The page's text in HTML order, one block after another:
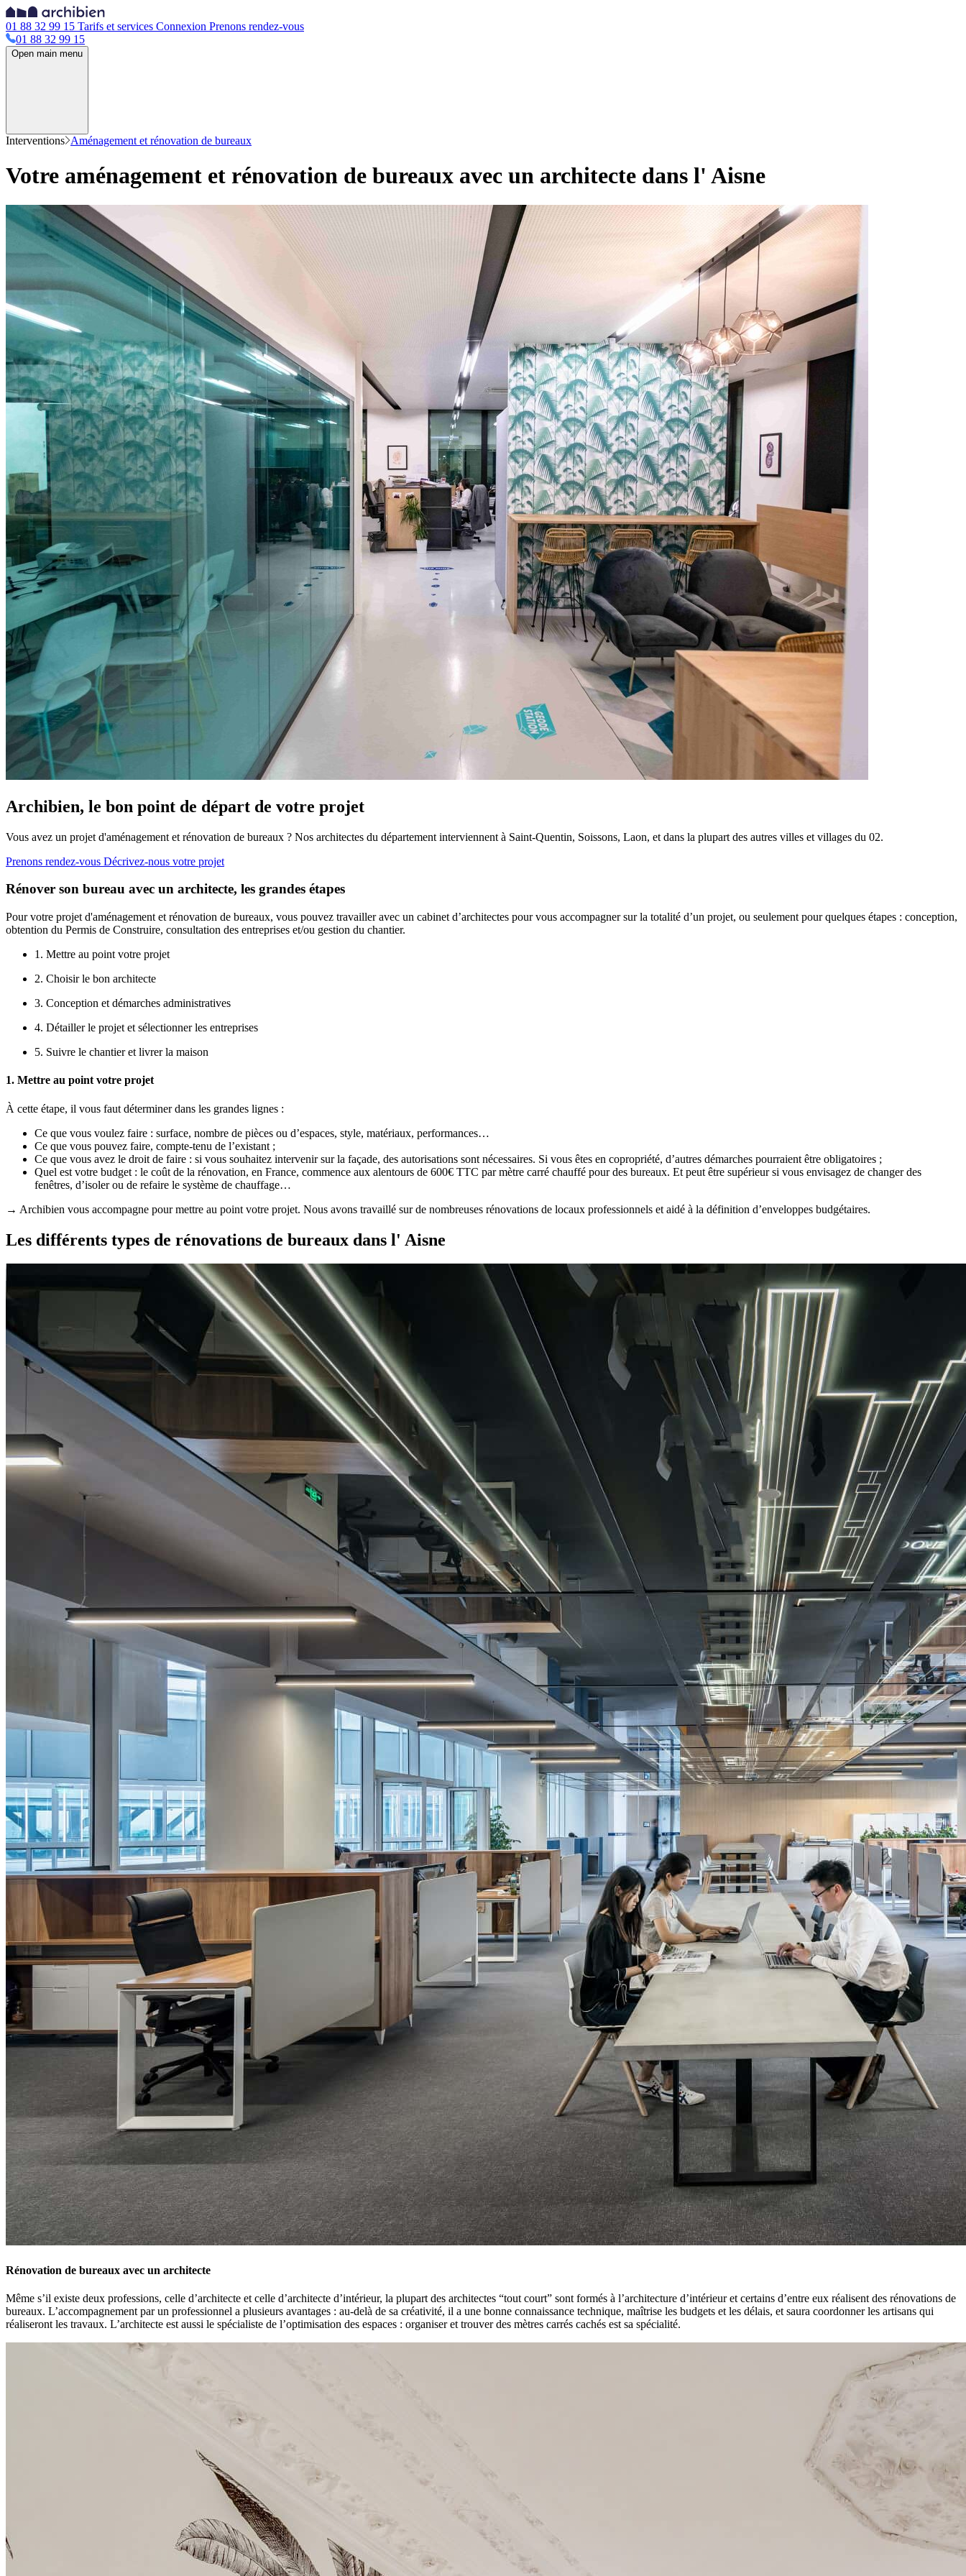
01 88 32 99 15 Tarifs et services Connexion Prenons rendez-vous
01 88 32 99 15
Open main menu
Interventions Aménagement et rénovation de bureaux
Votre aménagement et rénovation de bureaux avec un architecte dans l' Aisne
Archibien, le bon point de départ de votre projet
Vous avez un projet d'aménagement et rénovation de bureaux ? Nos architectes du département interviennent à Saint-Quentin, Soissons, Laon, et dans la plupart des autres villes et villages du 02.
Prenons rendez-vous Décrivez-nous votre projet
Rénover son bureau avec un architecte, les grandes étapes
Pour votre projet d'aménagement et rénovation de bureaux, vous pouvez travailler avec un cabinet d’architectes pour vous accompagner sur la totalité d’un projet, ou seulement pour quelques étapes : conception,
obtention du Permis de Construire, consultation des entreprises et/ou gestion du chantier.
1. Mettre au point votre projet
2. Choisir le bon architecte
3. Conception et démarches administratives
4. Détailler le projet et sélectionner les entreprises
5. Suivre le chantier et livrer la maison
1. Mettre au point votre projet
À cette étape, il vous faut déterminer dans les grandes lignes :
Ce que vous voulez faire : surface, nombre de pièces ou d’espaces, style, matériaux, performances…
Ce que vous pouvez faire, compte-tenu de l’existant ;
Ce que vous avez le droit de faire : si vous souhaitez intervenir sur la façade, des autorisations sont nécessaires. Si vous êtes en copropriété, d’autres démarches pourraient être obligatoires ;
Quel est votre budget : le coût de la rénovation, en France, commence aux alentours de 600€ TTC par mètre carré chauffé pour des bureaux. Et peut être supérieur si vous envisagez de changer des
fenêtres, d’isoler ou de refaire le système de chauffage…
→ Archibien vous accompagne pour mettre au point votre projet. Nous avons travaillé sur de nombreuses rénovations de locaux professionnels et aidé à la définition d’enveloppes budgétaires.
Les différents types de rénovations de bureaux dans l' Aisne
Rénovation de bureaux avec un architecte
Même s’il existe deux professions, celle d’architecte et celle d’architecte d’intérieur, la plupart des architectes “tout court” sont formés à l’architecture d’intérieur et certains d’entre eux réalisent des rénovations de
bureaux. L’accompagnement par un professionnel a plusieurs avantages : au-delà de sa créativité, il a une bonne connaissance technique, maîtrise les budgets et les délais, et saura coordonner les artisans qui
réaliseront les travaux. L’architecte est aussi le spécialiste de l’optimisation des espaces : organiser et trouver des mètres carrés cachés est sa spécialité.